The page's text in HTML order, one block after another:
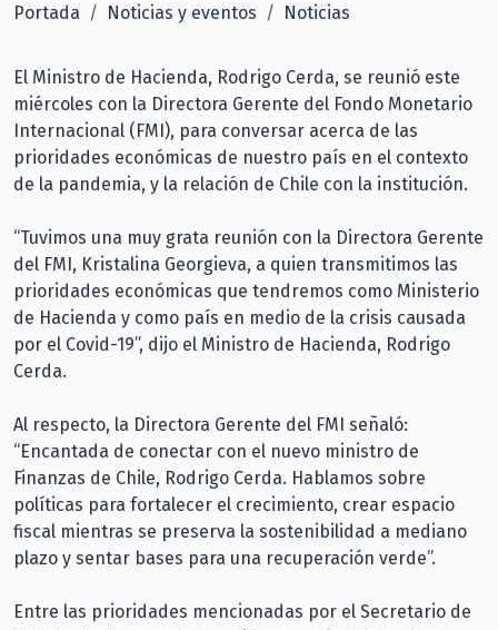
Portada Noticias y eventos Noticias
El Ministro de Hacienda, Rodrigo Cerda, se reunió este
miércoles con la Directora Gerente del Fondo Monetario
Internacional (FMI), para conversar acerca de las
prioridades económicas de nuestro país en el contexto
de la pandemia, y la relación de Chile con la institución.
“Tuvimos una muy grata reunión con la Directora Gerente
del FMI, Kristalina Georgieva, a quien transmitimos las
prioridades económicas que tendremos como Ministerio
de Hacienda y como país en medio de la crisis causada
por el Covid-19”, dijo el Ministro de Hacienda, Rodrigo
Cerda.
Al respecto, la Directora Gerente del FMI señaló:
“Encantada de conectar con el nuevo ministro de
Finanzas de Chile, Rodrigo Cerda. Hablamos sobre
políticas para fortalecer el crecimiento, crear espacio
fiscal mientras se preserva la sostenibilidad a mediano
plazo y sentar bases para una recuperación verde”.
Entre las prioridades mencionadas por el Secretario de